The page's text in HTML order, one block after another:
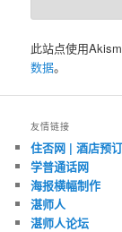
此站点使用
数据。
友情链接
住否网 | 酒店预订
学普通话网
海报横幅制作
湛师人
湛师人论坛